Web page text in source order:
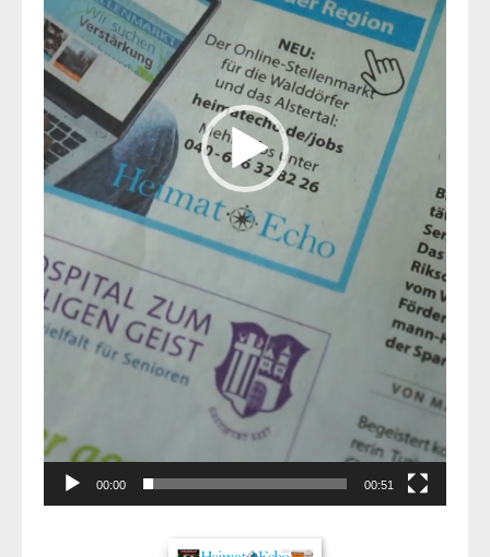
00:00 00:51